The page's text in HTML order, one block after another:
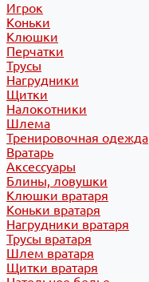
Игрок
Коньки
Клюшки
Перчатки
Трусы
Нагрудники
Щитки
Налокотники
Шлема
Тренировочная одежда
Вратарь
Аксессуары
Блины, ловушки
Клюшки вратаря
Коньки вратаря
Нагрудники вратаря
Трусы вратаря
Шлем вратаря
Щитки вратаря